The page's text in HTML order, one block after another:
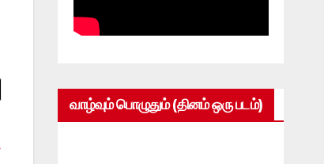
வாழ்வும் பொழுதும் (தினம் ஒரு படம்)